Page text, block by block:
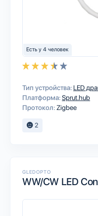
Есть у 4 человек
Тип устройства: LED
Платформа:Sprut.hub
Протокол: Zigbee
2
GLEDOPTO
WW/CW LED